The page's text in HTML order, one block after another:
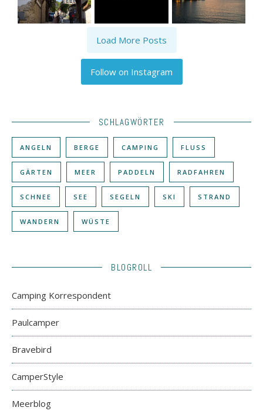
Load More Posts
Follow on Instagram
SCHLAGWÖRTER
ANGELN BERGE CAMPING FLUSS
GÄRTEN MEER PADDELN RADFAHREN
SCHNEE SEE SEGELN SKI STRAND
WANDERN WÜSTE
BLOGROLL
Camping Korrespondent
Paulcamper
Bravebird
CamperStyle
Meerblog